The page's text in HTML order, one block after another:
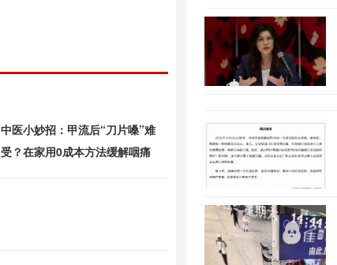
中医小妙招：甲流后“刀片嗓”难
受？在家用0成本方法缓解咽痛